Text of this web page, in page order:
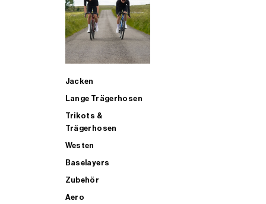
Jacken
Lange Trägerhosen
Trikots &
Trägerhosen
Westen
Baselayers
Zubehör
Aero
ALLE TRIATHLONARTIKEL FÜR MÄNNER KAUFEN